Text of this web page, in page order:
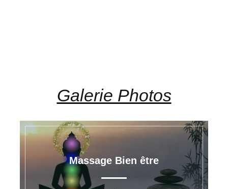
Galerie Photos
Massage Bien être